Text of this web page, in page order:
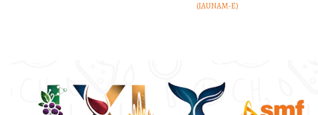
(IAUNAM-E)